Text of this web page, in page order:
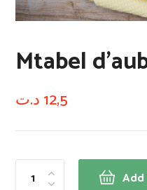
Mtabel
12,5 د.ت